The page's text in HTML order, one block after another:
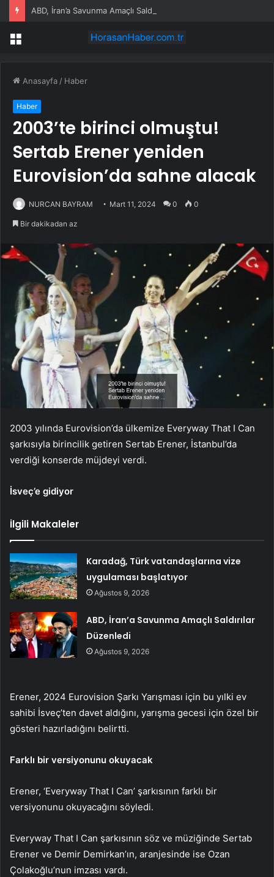
ABD, İran’a Savunma Amaçlı Saldırılar Düzenledi
Menü
Anasayfa / Haber
Haber
2003’te birinci olmuştu!
Sertab Erener yeniden
Eurovision’da sahne alacak
NURCAN BAYRAM Mart 11, 2024 0 0
Bir dakikadan az
2003 yılında Eurovision’da ülkemize Everyway That I Can
şarkısıyla birincilik getiren Sertab Erener, İstanbul’da
verdiği konserde müjdeyi verdi.
İsveç’e gidiyor
İlgili Makaleler
Karadağ, Türk vatandaşlarına vize
uygulaması başlatıyor
Ağustos 9, 2026
ABD, İran’a Savunma Amaçlı Saldırılar
Düzenledi
Ağustos 9, 2026
Erener, 2024 Eurovision Şarkı Yarışması için bu yılki ev
sahibi İsveç’ten davet aldığını, yarışma gecesi için özel bir
gösteri hazırladığını belirtti.
Farklı bir versiyonunu okuyacak
Erener, ‘Everyway That I Can’ şarkısının farklı bir
versiyonunu okuyacağını söyledi.
Everyway That I Can şarkısının söz ve müziğinde Sertab
Erener ve Demir Demirkan’ın, aranjesinde ise Ozan
Çolakoğlu’nun imzası vardı.